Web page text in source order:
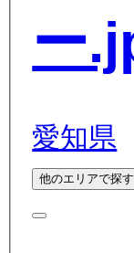
愛知県
他のエリアで探す